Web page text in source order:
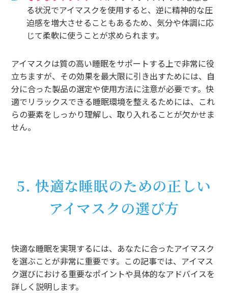
る状況でアイマスクを使用すると、逆に精神的な圧
迫感を増大させることもあるため、気分や体調に応
じて柔軟に使うことが求められます。
アイマスクは質の高い睡眠をサポートする上で非常に役
立ちますが、その効果を最大限に引き出すためには、自
分に合った製品の選定や使用方法に注意が必要です。快
適でリラックスできる睡眠環境を整えるためには、これ
らの要素をしっかり理解し、取り入れることが欠かせま
せん。
5. 快適な睡眠のための正しい
アイマスクの選び方
快適な睡眠を実現するには、あなたに合ったアイマスク
を選ぶことが非常に重要です。この記事では、アイマス
ク選びにおける重要なポイントや具体的なアドバイスを
詳しく説明します。